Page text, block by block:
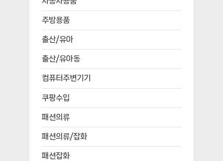
주방용품
출산/유아
출산/유아동
컴퓨터주변기기
쿠팡수입
패션의류
패션의류/잡화
패션잡화